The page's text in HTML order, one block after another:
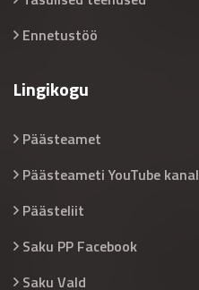
Ennetustöö
Lingikogu
Päästeamet
Päästeameti YouTube kanal
Päästeliit
Saku PP Facebook
Saku Vald